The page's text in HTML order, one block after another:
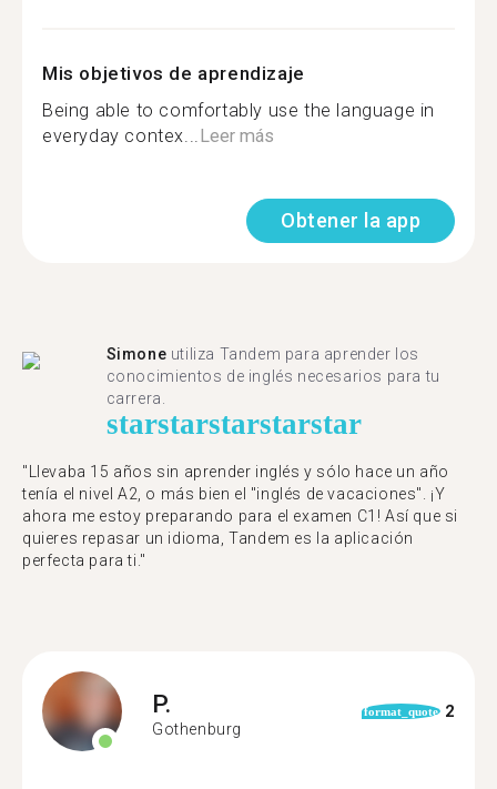
Mis objetivos de aprendizaje
Being able to comfortably use the language in
everyday contex...Leer más
Obtener la app
Simone utiliza Tandem para aprender los
conocimientos de inglés necesarios para tu
carrera.
starstarstarstarstar
"Llevaba 15 años sin aprender inglés y sólo hace un año
tenía el nivel A2, o más bien el "inglés de vacaciones". ¡Y
ahora me estoy preparando para el examen C1! Así que si
quieres repasar un idioma, Tandem es la aplicación
perfecta para ti."
P.
Gothenburg
format_quote 2